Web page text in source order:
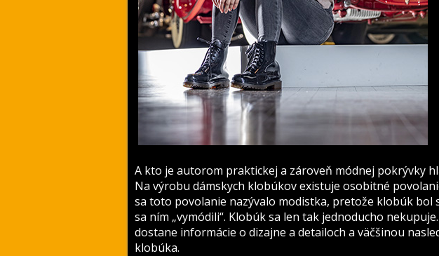
A kto je autorom praktickej a zároveň módnej pokrývky
Na výrobu dámskych klobúkov existuje osobitné
sa toto povolanie nazývalo modistka, pretože klobúk bol
sa ním „vymódili“. Klobúk sa len tak jednoducho
dostane informácie o dizajne a detailoch a väčšinou
klobúka.